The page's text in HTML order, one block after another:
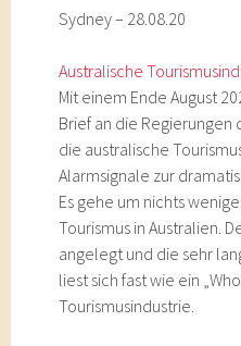
Sydney – 28.08.20
Australische
Mit einem Ende August
Brief an die
die australische
Alarmsignale zur
Es gehe um nichts
Tourismus in Australien.
angelegt und die sehr
liest sich fast wie ein
Tourismusindustrie.